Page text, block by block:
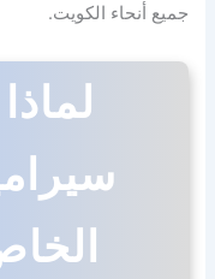
جميع أنحاء الكويت.